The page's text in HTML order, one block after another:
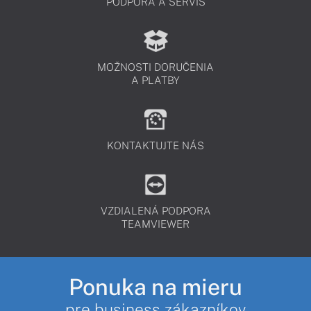
MOŽNOSTI DORUČENIA
A PLATBY
KONTAKTUJTE NÁS
VZDIALENÁ PODPORA
TEAMVIEWER
Ponuka na mieru